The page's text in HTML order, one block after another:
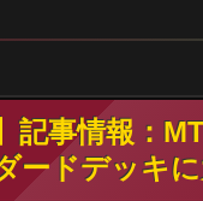
記事情報：
ードデッキ